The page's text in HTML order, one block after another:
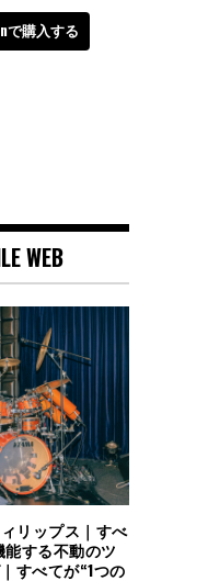
で購入する
WEB
リップス｜すべ
能する不動のツ
すべてが“1つの